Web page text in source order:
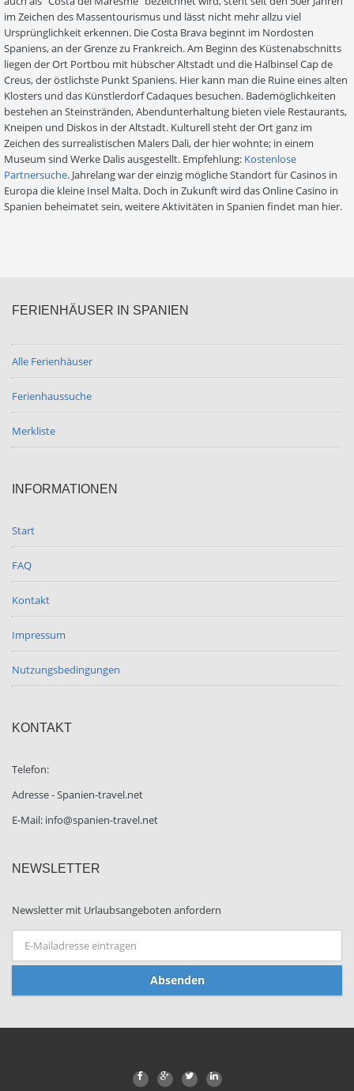
im Zeichen des Massentourismus und lässt nicht mehr allzu viel
Ursprünglichkeit erkennen. Die Costa Brava beginnt im Nordosten
Spaniens, an der Grenze zu Frankreich. Am Beginn des Küstenabschnitts
liegen der Ort Portbou mit hübscher Altstadt und die Halbinsel Cap de
Creus, der östlichste Punkt Spaniens. Hier kann man die Ruine eines alten
Klosters und das Künstlerdorf Cadaques besuchen. Bademöglichkeiten
bestehen an Steinstränden, Abendunterhaltung bieten viele Restaurants,
Kneipen und Diskos in der Altstadt. Kulturell steht der Ort ganz im
Zeichen des surrealistischen Malers Dali, der hier wohnte; in einem
Museum sind Werke Dalis ausgestellt. Empfehlung: Kostenlose
Partnersuche. Jahrelang war der einzig mögliche Standort für Casinos in
Europa die kleine Insel Malta. Doch in Zukunft wird das Online Casino in
Spanien beheimatet sein, weitere Aktivitäten in Spanien findet man hier.
FERIENHÄUSER IN SPANIEN
Alle Ferienhäuser
Ferienhaussuche
Merkliste
INFORMATIONEN
Start
FAQ
Kontakt
Impressum
Nutzungsbedingungen
KONTAKT
Telefon:
Adresse - Spanien-travel.net
E-Mail: info@spanien-travel.net
NEWSLETTER
Newsletter mit Urlaubsangeboten anfordern
Absenden